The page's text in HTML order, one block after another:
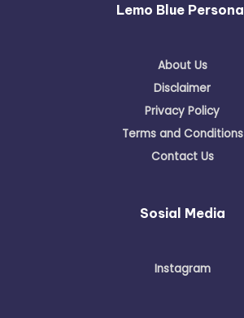
Lemo Blue Personal
About Us
Disclaimer
Privacy Policy
Terms and Conditions
Contact Us
Sosial Media
Instagram